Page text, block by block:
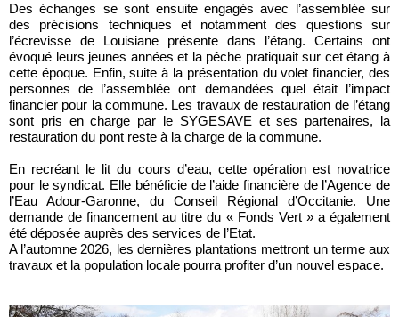
Des échanges se sont ensuite engagés avec l’assemblée sur
des précisions techniques et notamment des questions sur
l’écrevisse de Louisiane présente dans l’étang. Certains ont
évoqué leurs jeunes années et la pêche pratiquait sur cet étang à
cette époque. Enfin, suite à la présentation du volet financier, des
personnes de l’assemblée ont demandées quel était l’impact
financier pour la commune. Les travaux de restauration de l’étang
sont pris en charge par le SYGESAVE et ses partenaires, la
restauration du pont reste à la charge de la commune.
En recréant le lit du cours d’eau, cette opération est novatrice
pour le syndicat. Elle bénéficie de l’aide financière de l’Agence de
l’Eau Adour-Garonne, du Conseil Régional d’Occitanie. Une
demande de financement au titre du « Fonds Vert » a également
été déposée auprès des services de l’Etat.
A l’automne 2026, les dernières plantations mettront un terme aux
travaux et la population locale pourra profiter d’un nouvel espace.